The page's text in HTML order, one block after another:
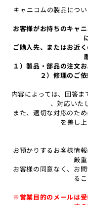
キャニコムの製品につ
お客様がお持ちのキャ
ご購入先、またはお近
１）製品・部品の注文
２）修理のご
内容によっては、回答
、対応いた
また、適切な対応のた
を差し
お預かりするお客様情
厳
お客様の同意なく、お
る
※営業目的のメールは